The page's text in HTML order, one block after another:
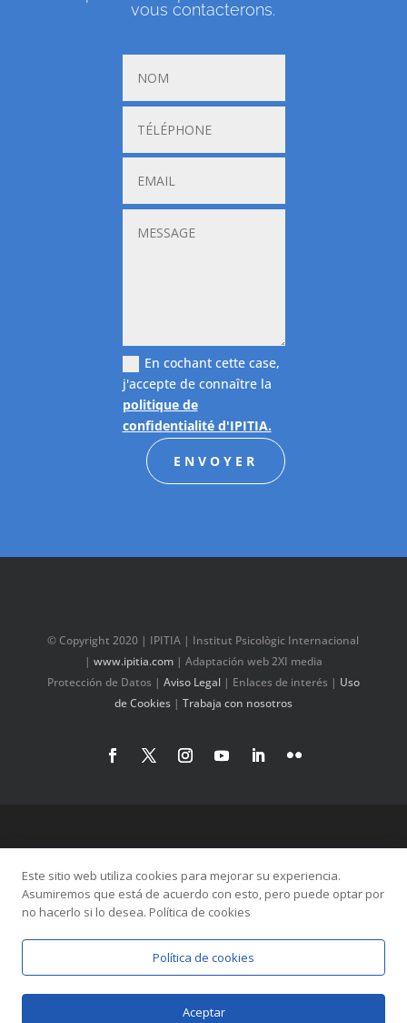
vous contacterons.
En cochant cette case,
j'accepte de connaître la
politique de
confidentialité d'IPITIA.
ENVOYER
© Copyright 2020 | IPITIA | Institut Psicològic Internacional
| www.ipitia.com| Adaptación web 2XI media
Protección de Datos | Aviso Legal| Enlaces de interés | Uso
de Cookies| Trabaja con nosotros
Este sitio web utiliza cookies para mejorar su experiencia.
Asumiremos que está de acuerdo con esto, pero puede optar por
no hacerlo si lo desea. Política de cookies
Política de cookies
Aceptar